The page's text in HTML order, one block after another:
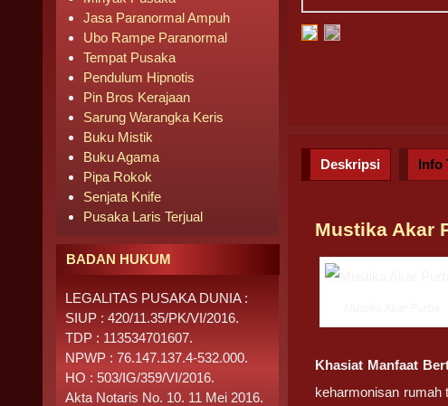
Deskripsi Info
Mustika Akar
Khasiat Manfaat
keharmonisan rumah
Jasa Paranormal Ampuh
Ubo Rampe Paranormal
Tempat Pusaka
Pendulum Hipnotis
Pin Bros Kerajaan
Sarung Warangka Keris
Buku Mistik
Buku Agama
Pipa Rokok
Senjata Knife
Pusaka Laris Terjual
BADAN HUKUM
LEGALITAS PUSAKA DUNIA :
SIUP : 420/11.35/PK/VI/2016.
TDP : 113534701607.
NPWP : 76.147.137.4-532.000.
HO : 503/IG/359/VI/2016.
Akta Notaris No. 10. 11 Mei 2016.